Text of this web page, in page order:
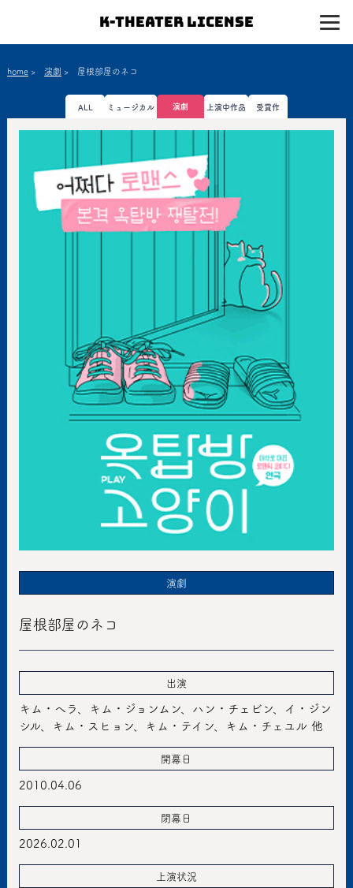
K-Theater License
home> 演劇 > 屋根部屋のネコ
ALL ミュージカル 演劇 上演中作品 受賞作
演劇
屋根部屋のネコ
出演
キム・ヘラ、キム・ジョンムン、ハン・チェビン、イ・ジン
シル、キム・スヒョン、キム・テイン、キム・チェユル 他
開幕日
2010.04.06
閉幕日
2026.02.01
上演状況